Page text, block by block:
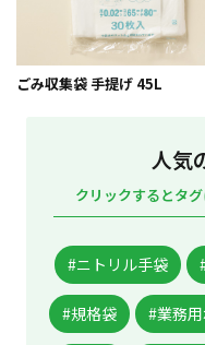
ごみ収集袋 手提げ 45L
人気
クリックするとタ
#ニトリル手袋
#規格袋 #業務